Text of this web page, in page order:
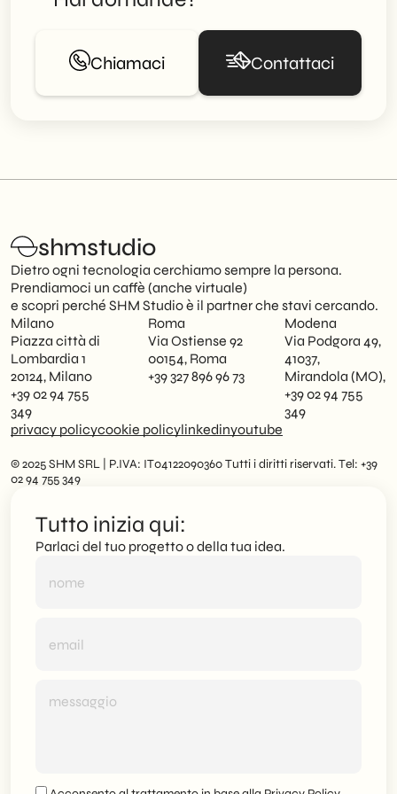
Chiamaci Contattaci
shmstudio
Dietro ogni tecnologia cerchiamo sempre la persona.
Prendiamoci un caffè (anche virtuale)
e scopri perché SHM Studio è il partner che stavi cercando.
Milano
Piazza città di
Lombardia 1
20124, Milano
+39 02 94 755
349
Roma
Via Ostiense 92
00154, Roma
+39 327 896 96 73
Modena
Via Podgora 49,
41037,
Mirandola (MO),
+39 02 94 755
349
privacy policycookie policylinkedinyoutube
© 2025 SHM SRL | P.IVA: IT04122090360 Tutti i diritti riservati. Tel: +39
02 94 755 349
Tutto inizia qui:
Parlaci del tuo progetto o della tua idea.